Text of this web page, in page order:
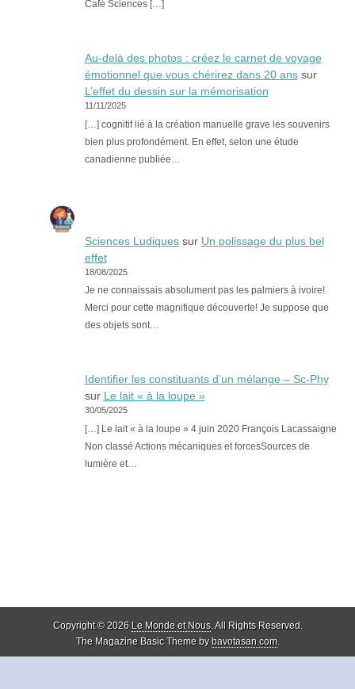
Café Sciences […]
Au-delà des photos : créez le carnet de voyage
émotionnel que vous chérirez dans 20 anssur
L’effet du dessin sur la mémorisation
11/11/2025
[…] cognitif lié à la création manuelle grave les souvenirs
bien plus profondément. En effet, selon une étude
canadienne publiée…
Sciences Ludiquessur Un polissage du plus bel
effet
18/08/2025
Je ne connaissais absolument pas les palmiers à ivoire!
Merci pour cette magnifique découverte! Je suppose que
des objets sont…
Identifier les constituants d’un mélange – Sc-Phy
sur Le lait « à la loupe »
30/05/2025
[…] Le lait « à la loupe » 4 juin 2020 François Lacassaigne
Non classé Actions mécaniques et forcesSources de
lumière et…
Copyright © 2026 Le Monde et Nous. All Rights Reserved.
The Magazine Basic Theme bybavotasan.com.